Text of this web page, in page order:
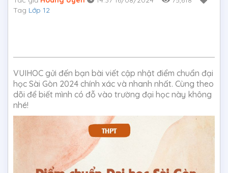
Tag Lớp 12
VUIHOC gửi đến bạn bài viết cập nhật điểm chuẩn đại
học Sài Gòn 2024 chính xác và nhanh nhất. Cùng theo
dõi để biết mình có đỗ vào trường đại học này không
nhé!